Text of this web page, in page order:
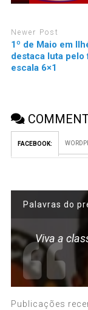
Newer Post
1º de Maio em
destaca luta pelo
escala 6×1
FACEBOOK:
Palavras do
Viva a
Publicações